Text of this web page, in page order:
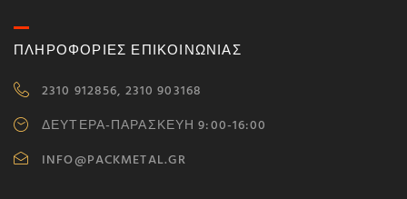
ΠΛΗΡΟΦΟΡΙΕΣ ΕΠΙΚΟΙΝΩΝΙΑΣ
2310 912856, 2310 903168
ΔΕΥΤΕΡΑ-ΠΑΡΑΣΚΕΥΗ 9:00-16:00
INFO@PACKMETAL.GR